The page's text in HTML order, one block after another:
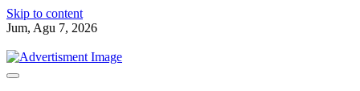
Skip to content
Jum, Agu 7, 2026